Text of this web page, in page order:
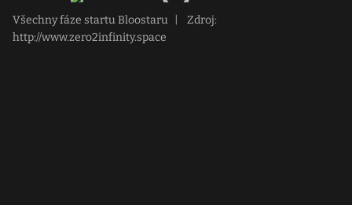
Všechny fáze startu Bloostaru
Zdroj:
http://www.zero2infinity.space